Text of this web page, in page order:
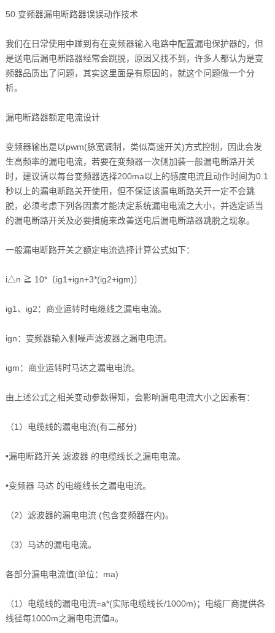
50.变频器漏电断路器误误动作技术
我们在日常使用中踫到有在变频器输入电路中配置漏电保护器的，但
是送电后漏电断路器经常会跳脱，原因又找不到，许多人都认为是变
频器品质出了问题，其实这里面是有原因的，就这个问题做一个分
析。
漏电断路器额定电流设计
变频器输出是以pwm(脉宽调制，类似高速开关)方式控制，因此会发
生高频率的漏电电流，若要在变频器一次侧加装一般漏电断路开关
时，建议请以每台变频器选择200ma以上的感度电流且动作时间为0.1
秒以上的漏电断路关开使用，但不保证该漏电断路关开一定不会跳
脱，必须考虑下列各因素才能决定系统漏电电流之大小，并选定适当
的漏电断路开关及必要措施来改善送电后漏电断路器跳脱之现象。
一般漏电断路开关之额定电流选择计算公式如下：
i△n ≧ 10*〔ig1+ign+3*(ig2+igm)〕
ig1、ig2：商业运转时电缆线之漏电电流。
ign：变频器输入侧噪声滤波器之漏电电流。
igm：商业运转时马达之漏电电流。
由上述公式之相关变动参数得知，会影响漏电电流大小之因素有：
（1）电缆线的漏电电流(有二部分)
•漏电断路开关 滤波器 的电缆线长之漏电电流。
•变频器 马达 的电缆线长之漏电电流。
（2）滤波器的漏电电流 (包含变频器在内)。
（3）马达的漏电电流。
各部分漏电电流值(单位：ma)
（1）电缆线的漏电电流=a*(实际电缆线长/1000m)；电缆厂商提供各
线径每1000m之漏电电流值a。